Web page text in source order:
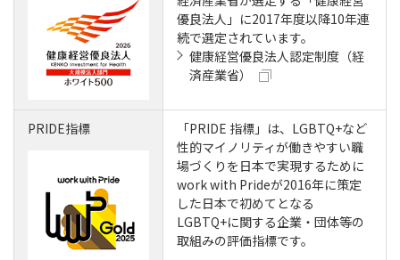
優良法人」に2017年度以降10年連
続で選定されています。
健康経営優良法人認定制度（経
済産業省）
PRIDE指標
「PRIDE 指標」は、LGBTQ+など
性的マイノリティが働きやすい職
場づくりを日本で実現するために
work with Prideが2016年に策定
した日本で初めてとなる
LGBTQ+に関する企業・団体等の
取組みの評価指標です。